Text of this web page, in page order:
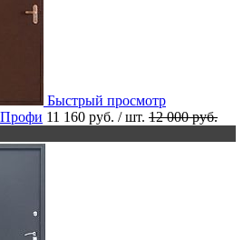
Быстрый просмотр
Профи 11 160 руб. / шт. 12 000 руб.